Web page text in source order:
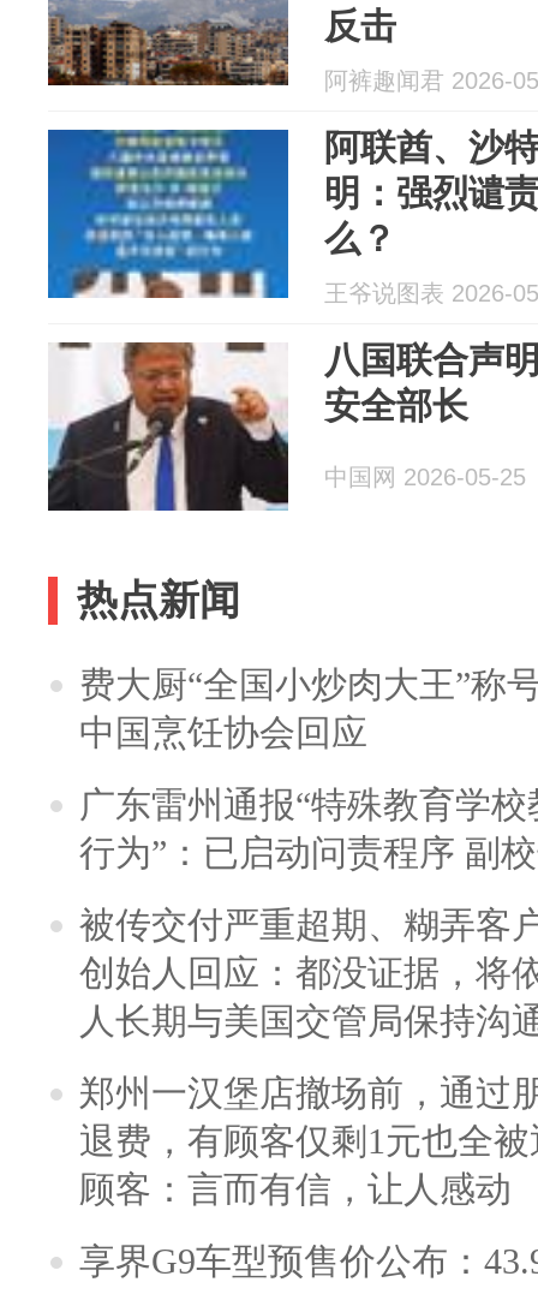
反击
阿裤趣闻君 2026-
阿联酋、沙
明：强烈谴
么？
王爷说图表 2026-
八国联合声
安全部长
中国网 2026-05-25
热点新闻
费大厨“全国小炒肉大王”称
中国烹饪协会回应
广东雷州通报“特殊教育学
行为”：已启动问责程序 副
被传交付严重超期、糊弄客
创始人回应：都没证据，将
人长期与美国交管局保持沟
郑州一汉堡店撤场前，通过
退费，有顾客仅剩1元也全
顾客：言而有信，让人感动
享界G9车型预售价公布：